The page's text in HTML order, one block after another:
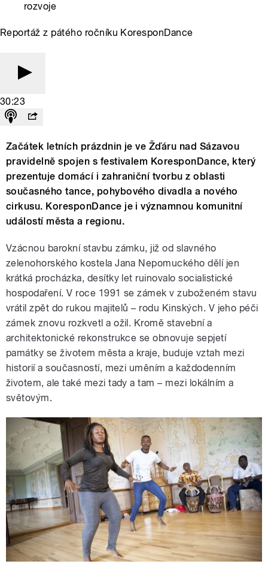
rozvoje
Reportáž z pátého ročníku KoresponDance
30:23
Začátek letních prázdnin je ve Žďáru nad Sázavou
pravidelně spojen s festivalem KoresponDance, který
prezentuje domácí i zahraniční tvorbu z oblasti
současného tance, pohybového divadla a nového
cirkusu. KoresponDance je i významnou komunitní
událostí města a regionu.
Vzácnou barokní stavbu zámku, již od slavného
zelenohorského kostela Jana Nepomuckého dělí jen
krátká procházka, desítky let ruinovalo socialistické
hospodaření. V roce 1991 se zámek v zuboženém stavu
vrátil zpět do rukou majitelů – rodu Kinských. V jeho péči
zámek znovu rozkvetl a ožil. Kromě stavební a
architektonické rekonstrukce se obnovuje sepjetí
památky se životem města a kraje, buduje vztah mezi
historií a současností, mezi uměním a každodenním
životem, ale také mezi tady a tam – mezi lokálním a
světovým.